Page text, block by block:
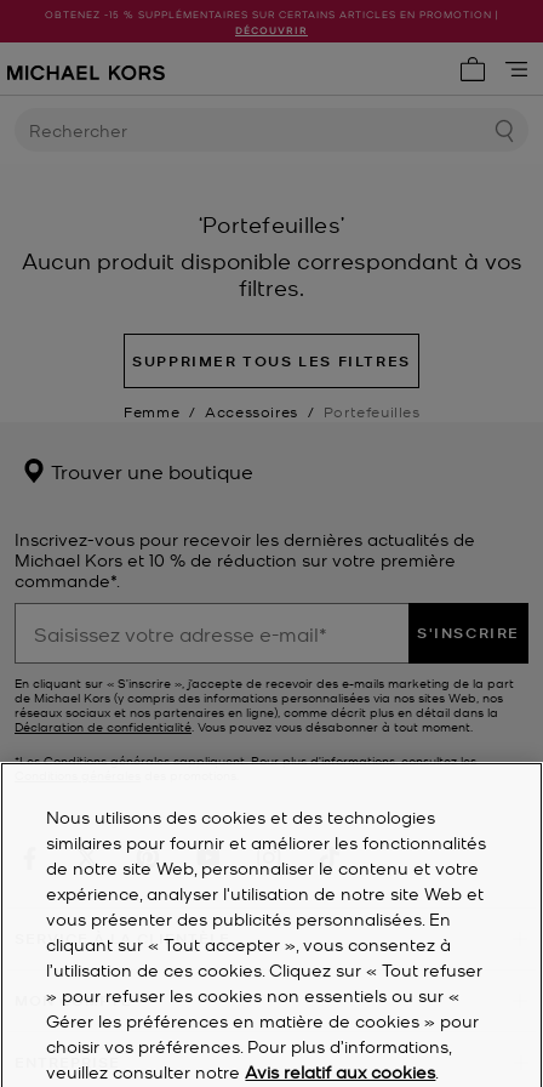
OBTENEZ -15 % SUPPLÉMENTAIRES SUR CERTAINS ARTICLES EN PROMOTION |
DÉCOUVRIR
Rechercher
‘Portefeuilles’
Aucun produit disponible correspondant à vos
filtres.
SUPPRIMER TOUS LES FILTRES
Femme / Accessoires / Portefeuilles
Trouver une boutique
Inscrivez-vous pour recevoir les dernières actualités de
Michael Kors et 10 % de réduction sur votre première
commande*.
S'INSCRIRE
En cliquant sur « S’inscrire », j’accepte de recevoir des e-mails marketing de la part
de Michael Kors (y compris des informations personnalisées via nos sites Web, nos
réseaux sociaux et nos partenaires en ligne), comme décrit plus en détail dans la
Déclaration de confidentialité. Vous pouvez vous désabonner à tout moment.
*Les Conditions générales sappliquent. Pour plus d’informations, consultez les
SERVICE À LA CLIENTÈLE
MON COMPTE
ENTREPRISE
Nous utilisons des cookies et des technologies
similaires pour fournir et améliorer les fonctionnalités
de notre site Web, personnaliser le contenu et votre
expérience, analyser l'utilisation de notre site Web et
vous présenter des publicités personnalisées. En
cliquant sur « Tout accepter », vous consentez à
l’utilisation de ces cookies. Cliquez sur « Tout refuser
» pour refuser les cookies non essentiels ou sur «
Gérer les préférences en matière de cookies » pour
choisir vos préférences. Pour plus d’informations,
veuillez consulter notreAvis relatif aux cookies.